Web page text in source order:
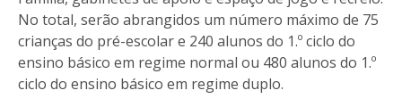
No total, serão abrangidos um número máximo de 75
crianças do pré-escolar e 240 alunos do 1.º ciclo do
ensino básico em regime normal ou 480 alunos do 1.º
ciclo do ensino básico em regime duplo.